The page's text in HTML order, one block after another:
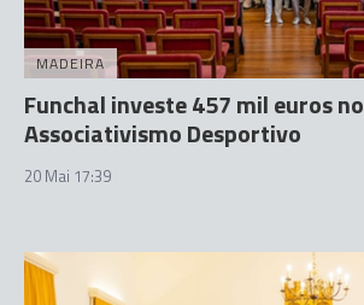
MADEIRA
Funchal investe 457 mil euros no
Associativismo Desportivo
20 Mai 17:39